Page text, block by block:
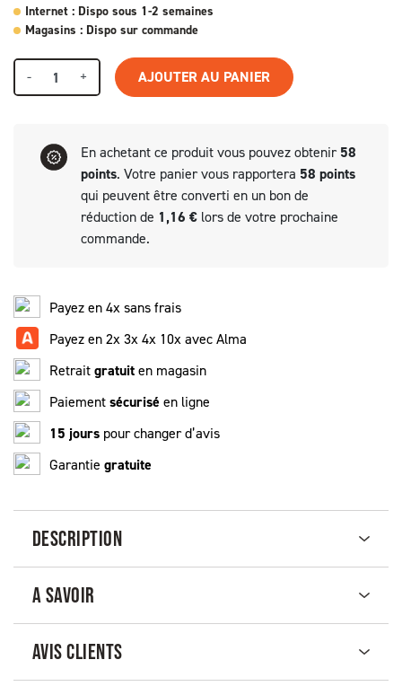
Internet : Dispo sous 1-2 semaines
Magasins : Dispo sur commande
- + AJOUTER AU PANIER
En achetant ce produit vous pouvez obtenir58
points. Votre panier vous rapportera 58 points
qui peuvent être converti en un bon de
réduction de 1,16 €lors de votre prochaine
commande.
Payez en 4x sans frais
Payez en 2x 3x 4x 10x avec Alma
Retraitgratuiten magasin
Paiementsécurisé en ligne
15 jours pour changer d’avis
Garantie gratuite
DESCRIPTION
A SAVOIR
AVIS CLIENTS